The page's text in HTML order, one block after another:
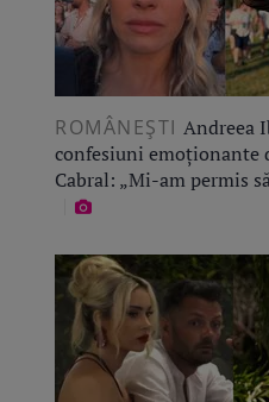
ROMÂNEŞTI Andreea
confesiuni emoționante
Cabral: „Mi-am permis